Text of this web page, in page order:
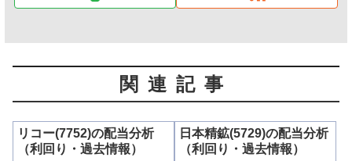
関連記事
リコー(7752)の配当分析
（利回り・過去情報）
日本精鉱(5729)の配当分析
（利回り・過去情報）